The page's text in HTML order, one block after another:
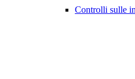
Controlli sulle